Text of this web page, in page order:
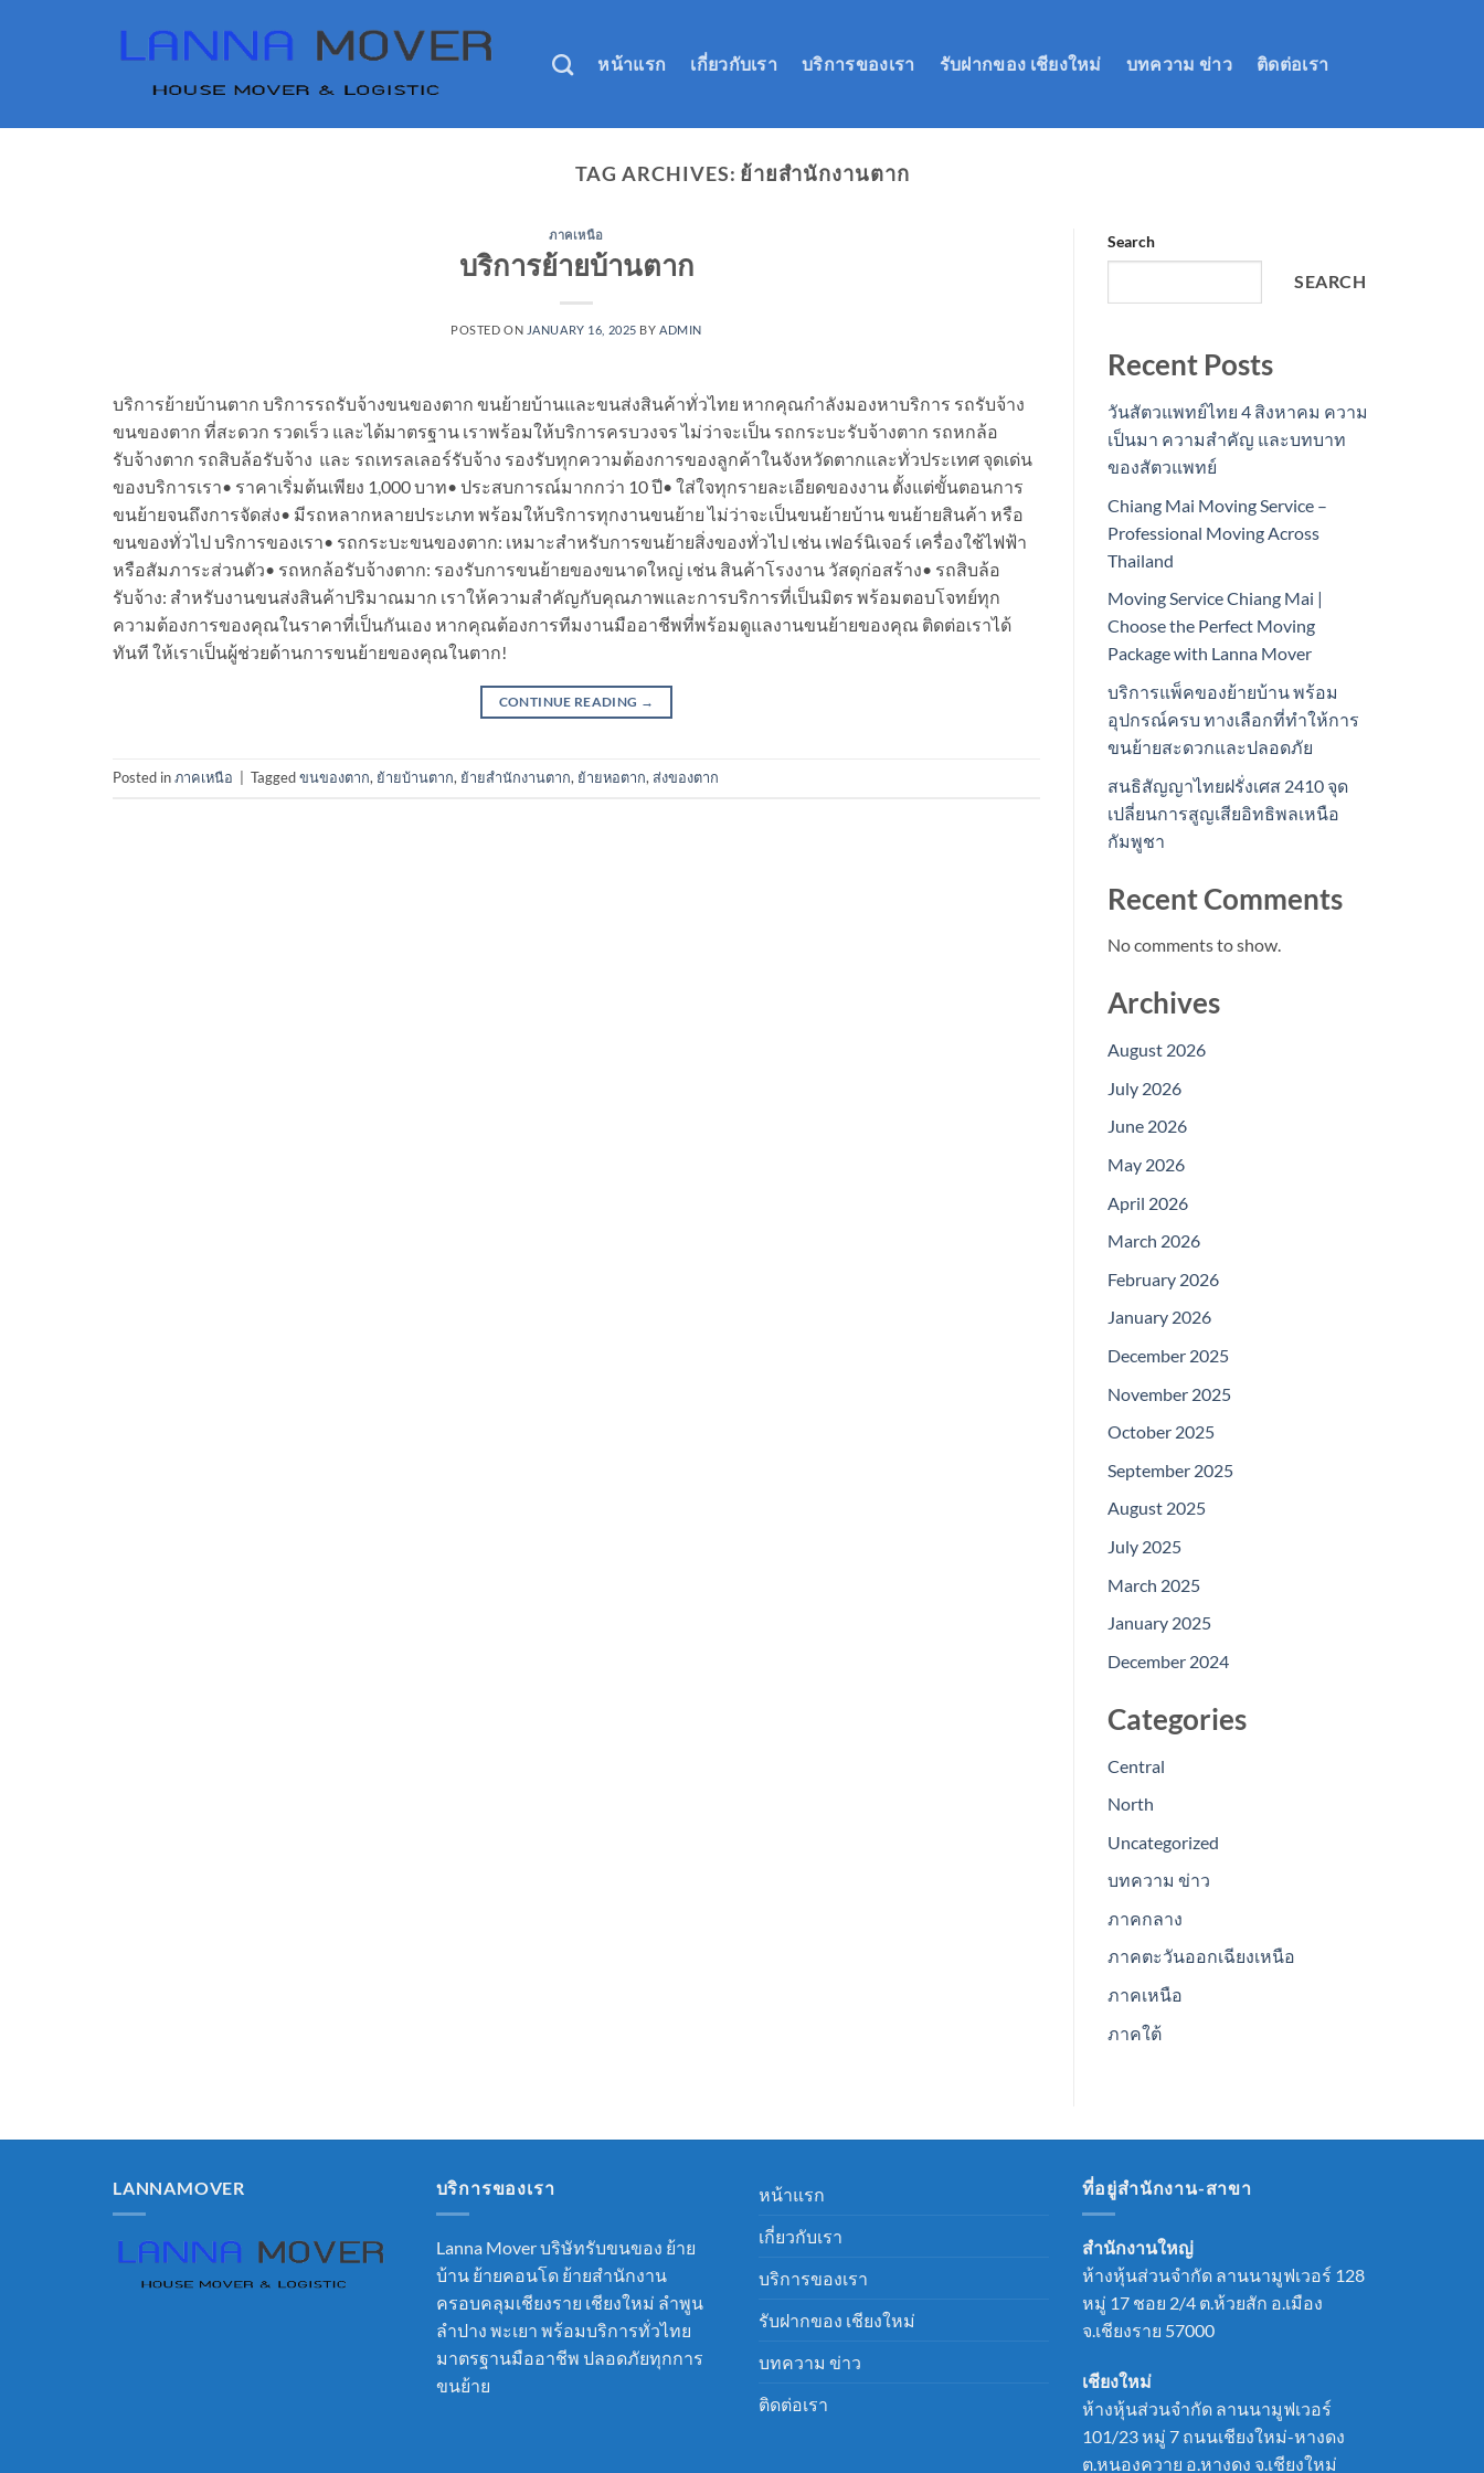
หน้าแรก เกี่ยวกับเรา บริการของเรา รับฝากของ เชียงใหม่ บทความ ข่าว ติดต่อเรา
TAG ARCHIVES: ย้ายสำนักงานตาก
ภาคเหนือ
บริการย้ายบ้านตาก
POSTED ON JANUARY 16, 2025 BY ADMIN
บริการย้ายบ้านตาก บริการรถรับจ้างขนของตาก ขนย้ายบ้านและขนส่งสินค้าทั่วไทย หากคุณกำลังมองหาบริการ รถรับจ้าง
ขนของตาก ที่สะดวก รวดเร็ว และได้มาตรฐาน เราพร้อมให้บริการครบวงจร ไม่ว่าจะเป็น รถกระบะรับจ้างตาก รถหกล้อ
รับจ้างตาก รถสิบล้อรับจ้าง และ รถเทรลเลอร์รับจ้าง รองรับทุกความต้องการของลูกค้าในจังหวัดตากและทั่วประเทศ จุดเด่น
ของบริการเรา• ราคาเริ่มต้นเพียง 1,000 บาท• ประสบการณ์มากกว่า 10 ปี• ใส่ใจทุกรายละเอียดของงาน ตั้งแต่ขั้นตอนการ
ขนย้ายจนถึงการจัดส่ง• มีรถหลากหลายประเภท พร้อมให้บริการทุกงานขนย้าย ไม่ว่าจะเป็นขนย้ายบ้าน ขนย้ายสินค้า หรือ
ขนของทั่วไป บริการของเรา• รถกระบะขนของตาก: เหมาะสำหรับการขนย้ายสิ่งของทั่วไป เช่น เฟอร์นิเจอร์ เครื่องใช้ไฟฟ้า
หรือสัมภาระส่วนตัว• รถหกล้อรับจ้างตาก: รองรับการขนย้ายของขนาดใหญ่ เช่น สินค้าโรงงาน วัสดุก่อสร้าง• รถสิบล้อ
รับจ้าง: สำหรับงานขนส่งสินค้าปริมาณมาก เราให้ความสำคัญกับคุณภาพและการบริการที่เป็นมิตร พร้อมตอบโจทย์ทุก
ความต้องการของคุณในราคาที่เป็นกันเอง หากคุณต้องการทีมงานมืออาชีพที่พร้อมดูแลงานขนย้ายของคุณ ติดต่อเราได้
ทันที ให้เราเป็นผู้ช่วยด้านการขนย้ายของคุณในตาก!
CONTINUE READING →
Posted inภาคเหนือ Taggedขนของตาก, ย้ายบ้านตาก, ย้ายสำนักงานตาก, ย้ายหอตาก, ส่งของตาก
Search
SEARCH
Recent Posts
วันสัตวแพทย์ไทย 4 สิงหาคม ความ
เป็นมา ความสำคัญ และบทบาท
ของสัตวแพทย์
Chiang Mai Moving Service –
Professional Moving Across
Thailand
Moving Service Chiang Mai |
Choose the Perfect Moving
Package with Lanna Mover
บริการแพ็คของย้ายบ้าน พร้อม
อุปกรณ์ครบ ทางเลือกที่ทำให้การ
ขนย้ายสะดวกและปลอดภัย
สนธิสัญญาไทยฝรั่งเศส 2410 จุด
เปลี่ยนการสูญเสียอิทธิพลเหนือ
กัมพูชา
Recent Comments
No comments to show.
Archives
August 2026
July 2026
June 2026
May 2026
April 2026
March 2026
February 2026
January 2026
December 2025
November 2025
October 2025
September 2025
August 2025
July 2025
March 2025
January 2025
December 2024
Categories
Central
North
Uncategorized
บทความ ข่าว
ภาคกลาง
ภาคตะวันออกเฉียงเหนือ
ภาคเหนือ
ภาคใต้
LANNAMOVER บริการของเรา
Lanna Mover บริษัทรับขนของ ย้าย
บ้าน ย้ายคอนโด ย้ายสำนักงาน
ครอบคลุมเชียงราย เชียงใหม่ ลำพูน
ลำปาง พะเยา พร้อมบริการทั่วไทย
มาตรฐานมืออาชีพ ปลอดภัยทุกการ
ขนย้าย
หน้าแรก
เกี่ยวกับเรา
บริการของเรา
รับฝากของ เชียงใหม่
บทความ ข่าว
ติดต่อเรา
ที่อยู่สำนักงาน-สาขา
สำนักงานใหญ่
ห้างหุ้นส่วนจำกัด ลานนามูฟเวอร์ 128
หมู่ 17 ชอย 2/4 ต.ห้วยสัก อ.เมือง
จ.เชียงราย 57000
เชียงใหม่
ห้างหุ้นส่วนจำกัด ลานนามูฟเวอร์
101/23 หมู่ 7 ถนนเชียงใหม่-หางดง
ต.หนองควาย อ.หางดง จ.เชียงใหม่